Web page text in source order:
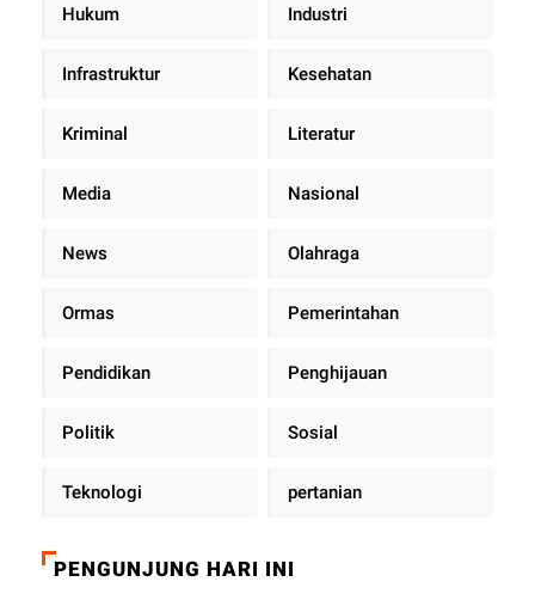
Hukum Industri
Infrastruktur Kesehatan
Kriminal Literatur
Media Nasional
News Olahraga
Ormas Pemerintahan
Pendidikan Penghijauan
Politik Sosial
Teknologi pertanian
PENGUNJUNG HARI INI